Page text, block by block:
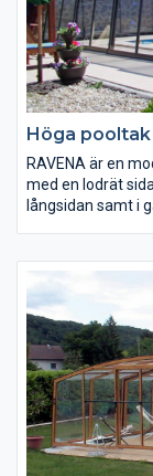
Höga pooltak
RAVENA är en
med en lodrät
långsidan samt i